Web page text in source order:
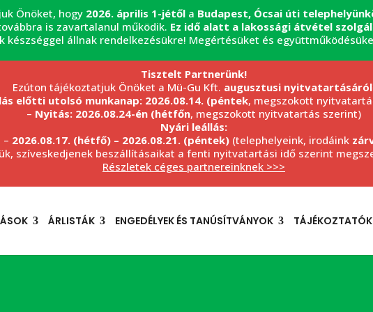
Önöket, hogy 2026. április 1-jétől a Budapest, Ócsai úti
is zavartalanul működik. Ez idő alatt a lakossági átvétel
készséggel állnak rendelkezésükre! Megértésüket és
Tisztelt Partnerünk!
Ezúton tájékoztatjuk Önöket a Mü-Gu Kft. augusztusi nyitvatartásáról
előtti utolsó munkanap: 2026.08.14. (péntek, megszokott
– Nyitás: 2026.08.24-én (hétfőn, megszokott nyitvatartás szerint)
Nyári leállás:
– 2026.08.17. (hétfő) – 2026.08.21. (péntek)(telephelyeink, irodáink
szíveskedjenek beszállításaikat a fenti nyitvatartási idő szerint
Részletek céges partnereinknek >>>
ÁRLISTÁK ENGEDÉLYEK ÉS TANÚSÍTVÁNYOK TÁJÉKOZTATÓK